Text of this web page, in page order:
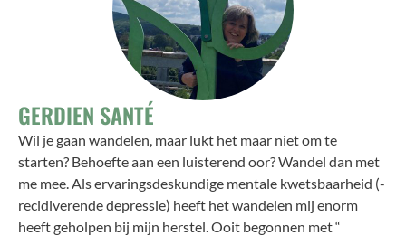
GERDIEN SANTÉ
Wil je gaan wandelen, maar lukt het maar niet om te
starten? Behoefte aan een luisterend oor? Wandel dan met
me mee. Als ervaringsdeskundige mentale kwetsbaarheid (-
recidiverende depressie) heeft het wandelen mij enorm
heeft geholpen bij mijn herstel. Ooit begonnen met “